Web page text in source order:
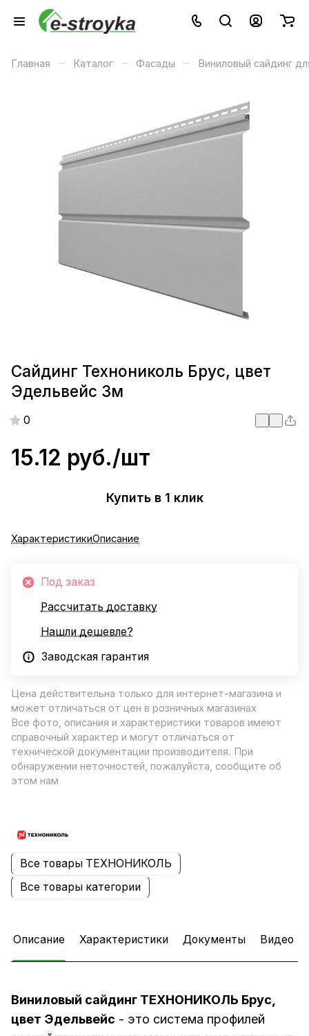
Главная – Каталог – Фасады – Виниловый сайдинг
Сайдинг Технониколь Брус, цвет
Эдельвейс 3м
0
15.12 руб./шт
Купить в 1 клик
ХарактеристикиОписание
Под заказ
Рассчитать доставку
Нашли дешевле?
Заводская гарантия
Цена действительна только для интернет-магазина и
может отличаться от цен в розничных магазинах
Все фото, описания и характеристики товаров имеют
справочный характер и могут отличаться от
технической документации производителя. При
обнаружении неточностей, пожалуйста, сообщите об
этом нам
Все товары ТЕХНОНИКОЛЬ
Все товары категории
Описание Характеристики Документы Видео
Виниловый сайдинг ТЕХНОНИКОЛЬ Брус,
цвет Эдельвейс - это система профилей